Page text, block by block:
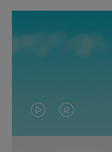
DAS
VIDEO
VIDEO
IST